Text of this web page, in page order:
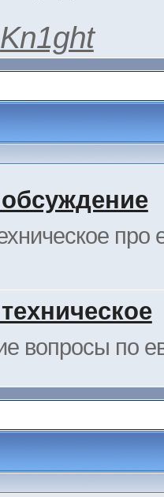
Kn1ght
про
вопросы по